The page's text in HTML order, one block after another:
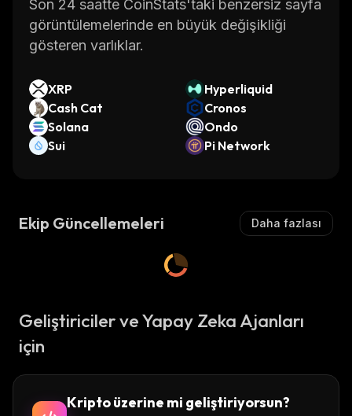
Son 24 saatte CoinStats'taki benzersiz sayfa
görüntülemelerinde en büyük değişikliği
gösteren varlıklar.
XRP
Hyperliquid
Cash Cat
Cronos
Solana
Ondo
Sui
Pi Network
Ekip Güncellemeleri Daha fazlası
Geliştiriciler ve Yapay Zeka Ajanları
için
Kripto üzerine mi geliştiriyorsun?